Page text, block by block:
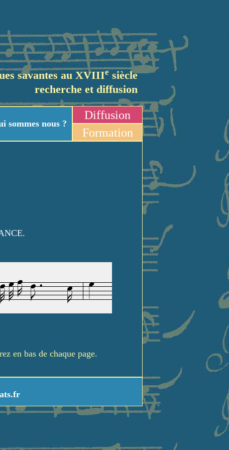
savantes au XVIIIesiècle
recherche et diffusion
sommes nous ?
Diffusion
Formation
en bas de chaque page.